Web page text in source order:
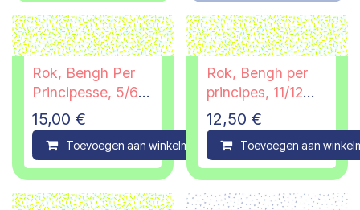
Rok, Bengh Per
Principesse, 5/6
jaar
15,00 €
Toevoegen aan winkelmandje Compare
Rok, Bengh per
principes, 11/12
jaar
12,50 €
Toevoegen aan